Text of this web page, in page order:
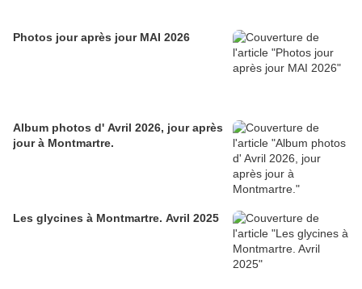
Photos jour après jour MAI 2026
Album photos d' Avril 2026, jour après
jour à Montmartre.
Les glycines à Montmartre. Avril 2025